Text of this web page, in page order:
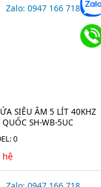
Zalo: 0947 166 718
SIÊU ÂM 5 LÍT 40KHZ
QUỐC SH-WB-5UC
0
hệ